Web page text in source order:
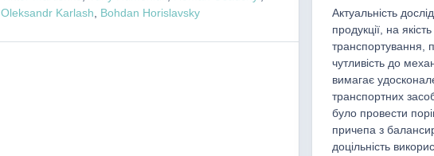
Oleksandr Karlash
Bohdan Horislavsky
Актуальність
продукції, на
транспортування,
чутливість до
вимагає
транспортних
було провести
причепа з
доцільність